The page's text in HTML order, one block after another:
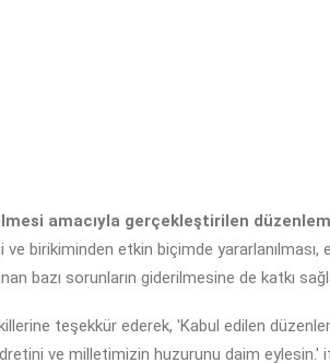
amacıyla gerçekleştirilen
birikiminden etkin biçimde
bazı sorunların giderilmesine de katkı
teşekkür ederek, 'Kabul edilen
ve milletimizin huzurunu daim eylesin.'